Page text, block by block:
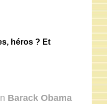
héros ? Et
Barack Obama